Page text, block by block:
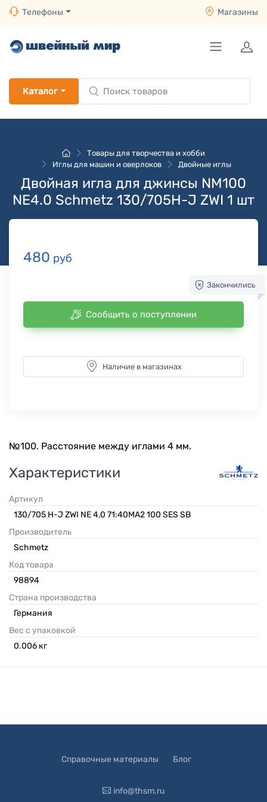
Телефоны Магазины
Каталог
Товары для творчества и хобби
Иглы для машин и оверлоков
Двойные иглы
Двойная игла для джинсы NM100
NE4.0 Schmetz 130/705H-J ZWI 1 шт
480 руб
Закончились
Сообщить о поступлении
Наличие в магазинах
№100. Расстояние между иглами 4 мм.
Характеристики
Артикул
130/705 H-J ZWI NE 4,0 71:40MA2 100 SES SB
Производитель
Schmetz
Код товара
98894
Страна производства
Германия
Вес с упаковкой
0.006 кг
Справочные материалы Блог
info@thsm.ru